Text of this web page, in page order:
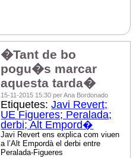
�Tant de bo
pogu�s marcar
aquesta tarda�
15-11-2015 15:30 per Ana Bordonado
Etiquetes:Javi Revert;
UE Figueres; Peralada;
derbi; Alt Empord�
Javi Revert ens explica com viuen
a l’Alt Empordà el derbi entre
Peralada-Figueres